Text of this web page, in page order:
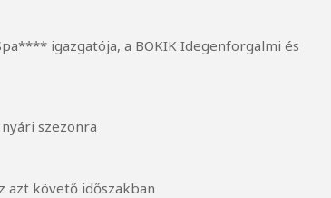
igazgatója, a BOKIK Idegenforgalmi és
szezonra
azt követő időszakban